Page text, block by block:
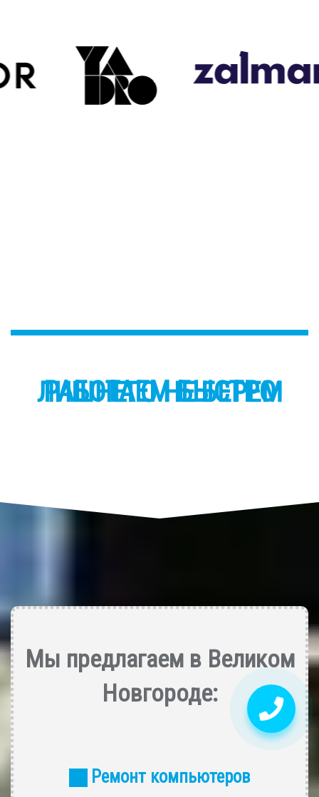
РАБОТАЕМ БЫСТРО
Мы предлагаем в Великом
Новгороде:
Ремонт компьютеров